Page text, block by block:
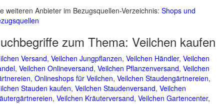
weiteren Anbieter im Bezugsquellen-Verzeichnis: Shops und
zum Thema: Veilchen kaufen
Versand, Veilchen Jungpflanzen, Veilchen Händler, Veilchen
, Veilchen Onlineversand, Veilchen Pflanzenversand, Veilchen
, Onlineshops für Veilchen, Veilchen Staudengärtnereien,
Stauden kaufen, Veilchen Staudenversand, Veilchen
, Veilchen Kräuterversand, Veilchen Gartencenter,